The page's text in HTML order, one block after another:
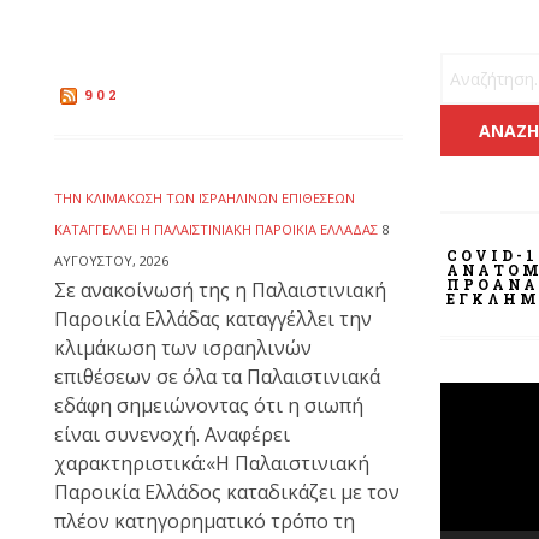
902
ΤΗΝ ΚΛΙΜΆΚΩΣΗ ΤΩΝ ΙΣΡΑΗΛΙΝΏΝ ΕΠΙΘΈΣΕΩΝ
ΚΑΤΑΓΓΈΛΛΕΙ Η ΠΑΛΑΙΣΤΙΝΙΑΚΉ ΠΑΡΟΙΚΊΑ ΕΛΛΆΔΑΣ 8
ΑΥΓΟΎΣΤΟΥ, 2026
Σε ανακοίνωσή της η Παλαιστινιακή
Παροικία Ελλάδας καταγγέλλει την
κλιμάκωση των ισραηλινών
επιθέσεων σε όλα τα Παλαιστινιακά
εδάφη σημειώνοντας ότι η σιωπή
είναι συνενοχή. Αναφέρει
χαρακτηριστικά:«Η Παλαιστινιακή
Παροικία Ελλάδος καταδικάζει με τον
πλέον κατηγορηματικό τρόπο τη
Αναζήτηση
COVID-